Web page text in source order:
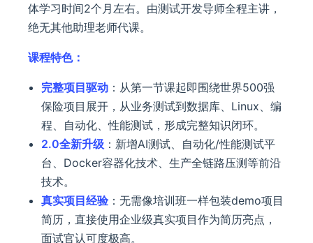
体学习时间2个月左右。由测试开发导师全程主讲，
绝无其他助理老师代课。
课程特色：
完整项目驱动 ：从第一节课起即围绕世界500强
保险项目展开，从业务测试到数据库、Linux、编
程、自动化、性能测试，形成完整知识闭环。
2.0全新升级 ：新增AI测试、自动化/性能测试平
台、Docker容器化技术、生产全链路压测等前沿
技术。
真实项目经验 ：无需像培训班一样包装demo项目
简历，直接使用企业级真实项目作为简历亮点，
面试官认可度极高。